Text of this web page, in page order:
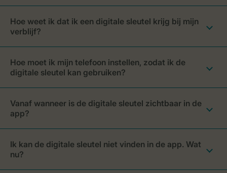
Hoe weet ik dat ik een digitale sleutel krijg bij mijn
verblijf?
Hoe moet ik mijn telefoon instellen, zodat ik de
digitale sleutel kan gebruiken?
Vanaf wanneer is de digitale sleutel zichtbaar in de
app?
Ik kan de digitale sleutel niet vinden in de app. Wat
nu?